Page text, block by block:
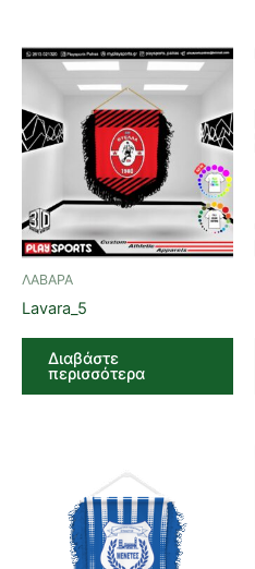
ΛΑΒΑΡΑ
Lavara_5
Διαβάστε
περισσότερα